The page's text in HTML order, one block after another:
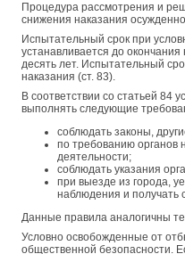
Процедура рассмотрения и
снижения наказания
Испытательный срок при
устанавливается до
десять лет. Испытательный
наказания (ст. 83).
В соответствии со статьей 84
выполнять следующие
соблюдать законы,
по требованию органов
деятельности;
соблюдать указания
при выезде из города,
наблюдения и получать
Данные правила аналогичны
Условно освобожденные от
общественной безопасности.